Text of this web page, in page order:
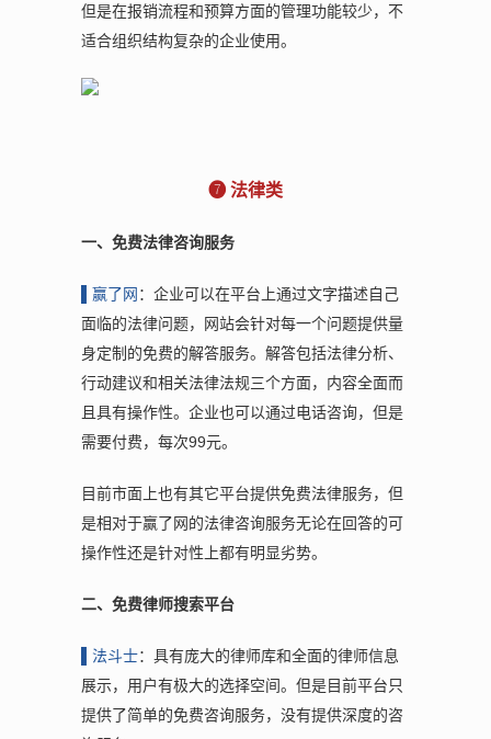
但是在报销流程和预算方面的管理功能较少，不
适合组织结构复杂的企业使用。
❼ 法律类
一、免费法律咨询服务
▌赢了网：企业可以在平台上通过文字描述自己
面临的法律问题，网站会针对每一个问题提供量
身定制的免费的解答服务。解答包括法律分析、
行动建议和相关法律法规三个方面，内容全面而
且具有操作性。企业也可以通过电话咨询，但是
需要付费，每次99元。
目前市面上也有其它平台提供免费法律服务，但
是相对于赢了网的法律咨询服务无论在回答的可
操作性还是针对性上都有明显劣势。
二、免费律师搜索平台
法斗士：具有庞大的律师库和全面的律师信息
展示，用户有极大的选择空间。但是目前平台只
提供了简单的免费咨询服务，没有提供深度的咨